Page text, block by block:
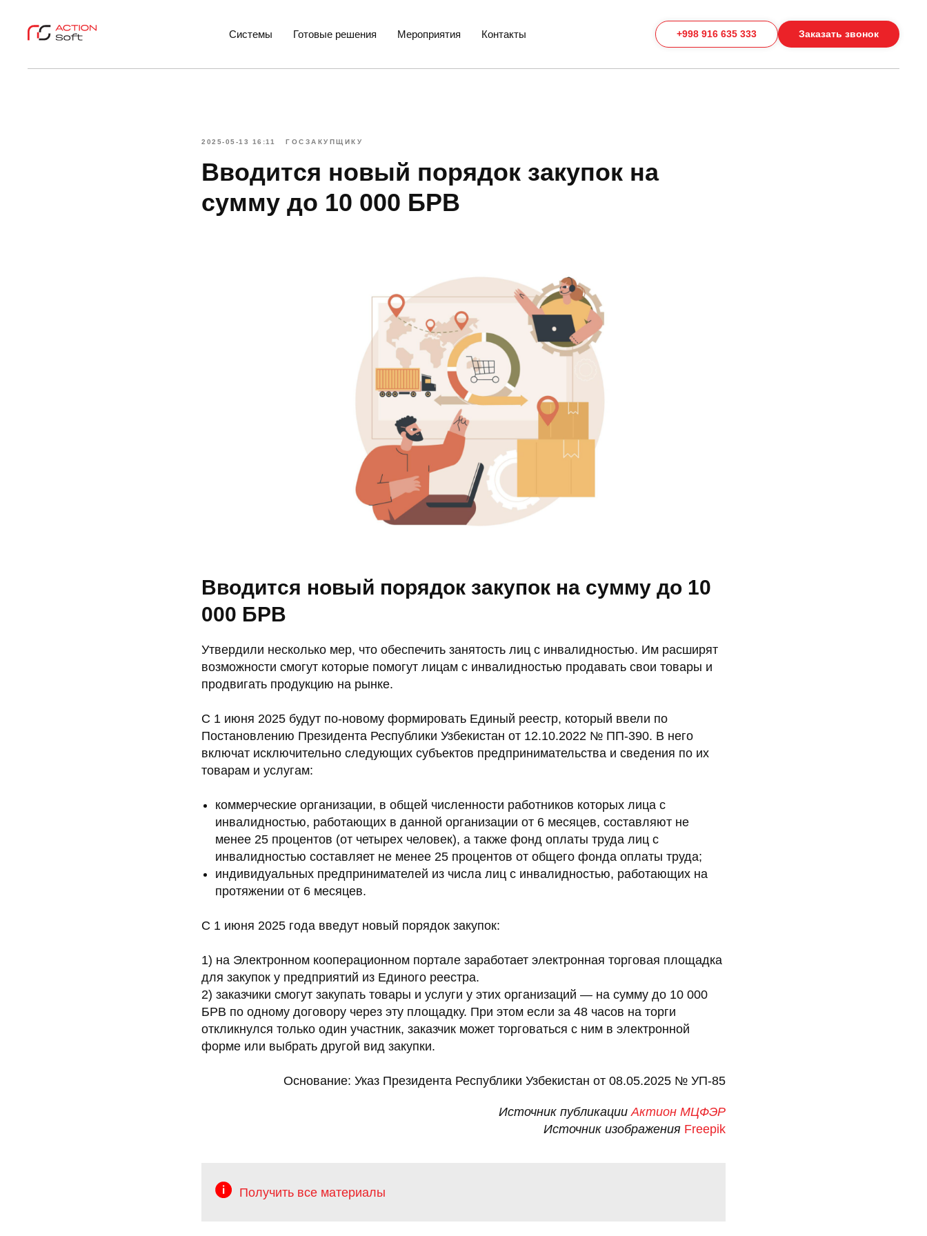
Системы Готовые решения Мероприятия Контакты +998 916 635 333 Заказать звонок
2025-05-13 16:11 ГОСЗАКУПЩИКУ
Вводится новый порядок закупок на
сумму до 10 000 БРВ
Вводится новый порядок закупок на сумму до 10
000 БРВ
Утвердили несколько мер, что обеспечить занятость лиц с инвалидностью. Им расширят
возможности смогут которые помогут лицам с инвалидностью продавать свои товары и
продвигать продукцию на рынке.
С 1 июня 2025 будут по-новому формировать Единый реестр, который ввели по
Постановлению Президента Республики Узбекистан от 12.10.2022 № ПП-390. В него
включат исключительно следующих субъектов предпринимательства и сведения по их
товарам и услугам:
коммерческие организации, в общей численности работников которых лица с
инвалидностью, работающих в данной организации от 6 месяцев, составляют не
менее 25 процентов (от четырех человек), а также фонд оплаты труда лиц с
инвалидностью составляет не менее 25 процентов от общего фонда оплаты труда;
индивидуальных предпринимателей из числа лиц с инвалидностью, работающих на
протяжении от 6 месяцев.
С 1 июня 2025 года введут новый порядок закупок:
1) на Электронном кооперационном портале заработает электронная торговая площадка
для закупок у предприятий из Единого реестра.
2) заказчики смогут закупать товары и услуги у этих организаций — на сумму до 10 000
БРВ по одному договору через эту площадку. При этом если за 48 часов на торги
откликнулся только один участник, заказчик может торговаться с ним в электронной
форме или выбрать другой вид закупки.
Основание: Указ Президента Республики Узбекистан от 08.05.2025 № УП-85
Источник публикацииАктион МЦФЭР
Источник изображения Freepik
Получить все материалы